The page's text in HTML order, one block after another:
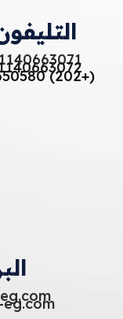
(+202) 46650580